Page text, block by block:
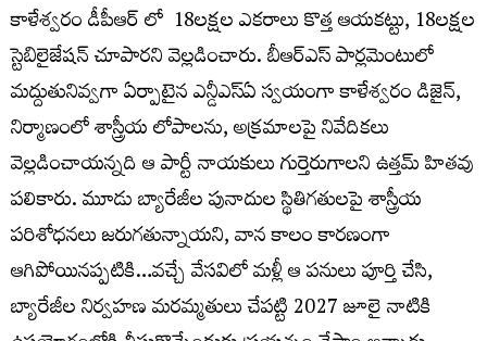
కాళేశ్వరం డీపీఆర్ లో 18లక్షల ఎకరాలు కొత్త ఆయకట్టు, 18లక్షల
స్టెబిలైజేషన్ చూపారని వెల్లడించారు. బీఆర్ఎస్ పార్లమెంటులో
మద్దుతునివ్వగా ఏర్పాటైన ఎన్డీఎస్ఏ స్వయంగా కాళేశ్వరం డిజైన్,
నిర్మాణంలో శాస్త్రీయ లోపాలను, అక్రమాలపై నివేదికలు
వెల్లడించాయన్నది ఆ పార్టీ నాయకులు గుర్తెరుగాలని ఉత్తమ్ హితవు
పలికారు. మూడు బ్యారేజీల పునాదుల స్థితిగతులపై శాస్త్రీయ
పరిశోధనలు జరుగతున్నాయని, వాన కాలం కారణంగా
ఆగిపోయినప్పటికి…వచ్చే వేసవిలో మళ్లీ ఆ పనులు పూర్తి చేసి,
బ్యారేజీల నిర్వహణ మరమ్మతులు చేపట్టి 2027 జూలై నాటికి